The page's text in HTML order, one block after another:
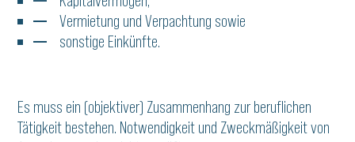
Vermietung und Verpachtung sowie
sonstige Einkünfte.
Es muss ein (objektiver) Zusammenhang zur beruflichen
Tätigkeit bestehen. Notwendigkeit und Zweckmäßigkeit von